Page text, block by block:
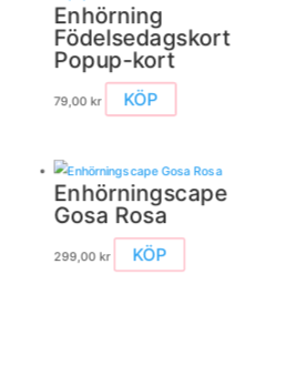
De
olika
väljas
Enhörning
Födelsedagskort
Popup-kort
79,00 kr KÖP
Enhörningscape
Gosa Rosa
299,00 kr KÖP